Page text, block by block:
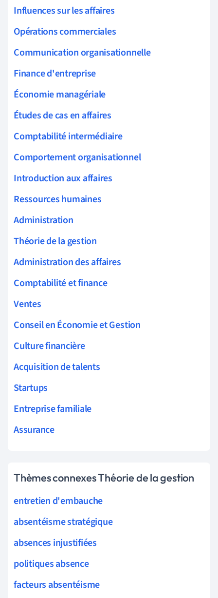
Influences sur les affaires
Opérations commerciales
Communication organisationnelle
Finance d'entreprise
Économie managériale
Études de cas en affaires
Comptabilité intermédiaire
Comportement organisationnel
Introduction aux affaires
Ressources humaines
Administration
Théorie de la gestion
Administration des affaires
Comptabilité et finance
Ventes
Conseil en Économie et Gestion
Culture financière
Acquisition de talents
Startups
Entreprise familiale
Assurance
Thèmes connexes Théorie de la gestion
entretien d'embauche
absentéisme stratégique
absences injustifiées
politiques absence
facteurs absentéisme